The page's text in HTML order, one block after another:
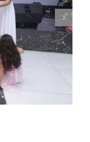
75 anos
Catedral